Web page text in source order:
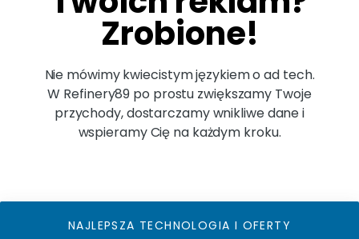
Zrobione!
Nie mówimy kwiecistym językiem o ad tech.
W Refinery89 po prostu zwiększamy Twoje
przychody, dostarczamy wnikliwe dane i
wspieramy Cię na każdym kroku.
NAJLEPSZA TECHNOLOGIA I OFERTY